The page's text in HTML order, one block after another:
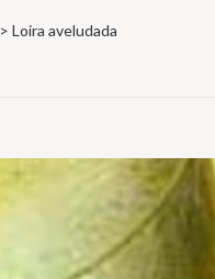
> Loira aveludada